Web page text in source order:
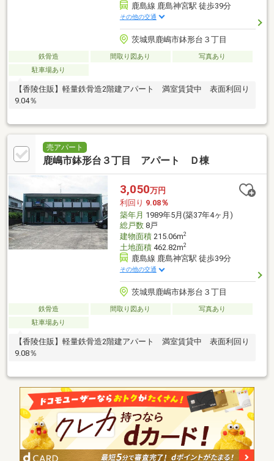
鹿島線 鹿島神宮駅 徒歩39分
その他の交通
茨城県鹿嶋市鉢形台３丁目
鉄骨造 間取り図あり
写真あり
駐車場あり
【香陵住販】軽量鉄骨造2階建アパート 満室賃貸中 表面利回り
9.04％
売アパート
鹿嶋市鉢形台３丁目 アパート Ｄ棟
3,050万円
利回り 9.08％
築年月 1989年5月(築37年4ヶ月)
総戸数8戸
建物面積215.06m2
土地面積462.82m2
鹿島線 鹿島神宮駅 徒歩39分
その他の交通
茨城県鹿嶋市鉢形台３丁目
鉄骨造 間取り図あり
写真あり
駐車場あり
【香陵住販】軽量鉄骨造2階建アパート 満室賃貸中 表面利回り
9.08％